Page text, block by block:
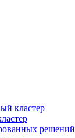
кластер
решений